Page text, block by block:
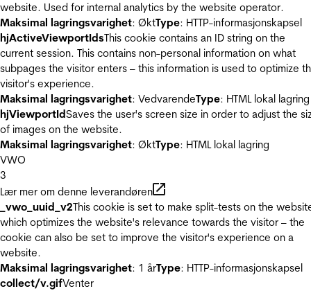
website. Used for internal analytics by the website operator.
Maksimal lagringsvarighet: ØktType: HTTP-informasjonskapsel
hjActiveViewportIdsThis cookie contains an ID string on the
current session. This contains non-personal information on what
subpages the visitor enters – this information is used to optimize
visitor's experience.
Maksimal lagringsvarighet: VedvarendeType: HTML lokal lagring
hjViewportIdSaves the user's screen size in order to adjust the
of images on the website.
Maksimal lagringsvarighet: ØktType: HTML lokal lagring
VWO
3
Lær mer om denne leverandøren
_vwo_uuid_v2This cookie is set to make split-tests on the
which optimizes the website's relevance towards the visitor – the
cookie can also be set to improve the visitor's experience on a
website.
Maksimal lagringsvarighet: 1 årType: HTTP-informasjonskapsel
collect/v.gifVenter